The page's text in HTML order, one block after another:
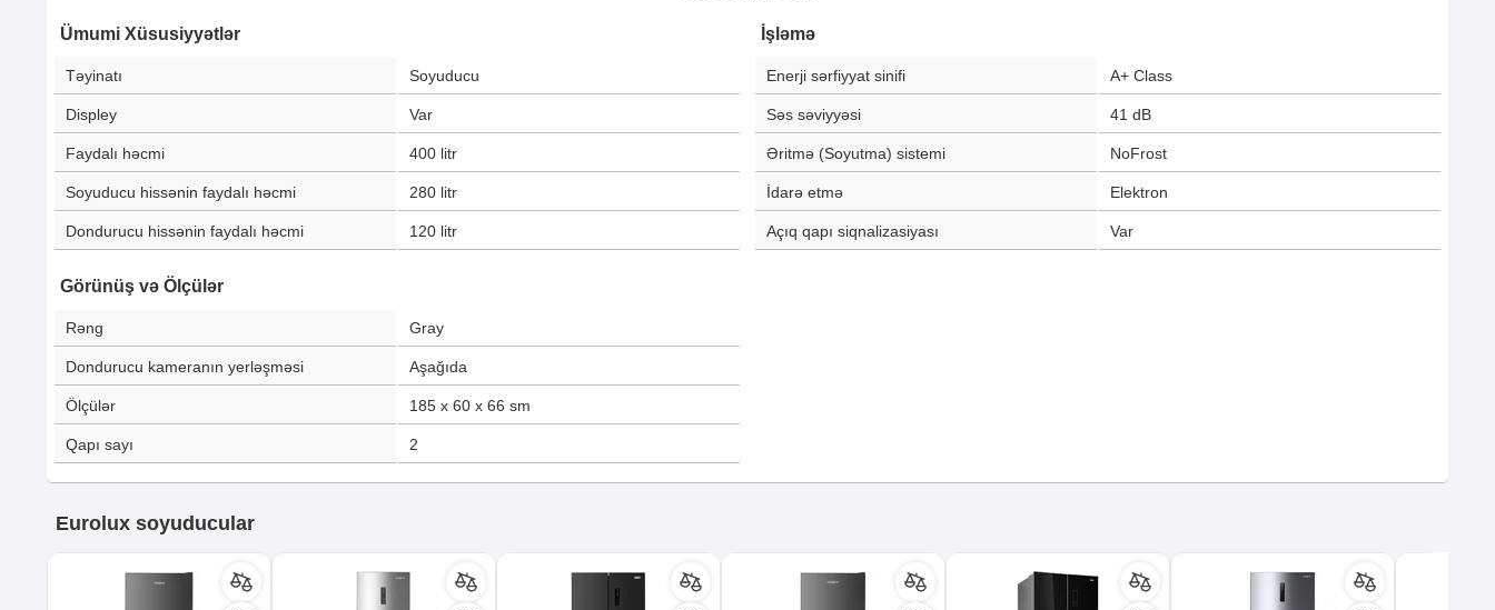
Ümumi Xüsusiyyətlər
Təyinatı Soyuducu
Displey Var
Faydalı həcmi 400 litr
Soyuducu hissənin faydalı həcmi 280 litr
Dondurucu hissənin faydalı həcmi 120 litr
İşləmə
Enerji sərfiyyat sinifi A+ Class
Səs səviyyəsi 41 dB
Əritmə (Soyutma) sistemi NoFrost
İdarə etmə Elektron
Açıq qapı siqnalizasiyası Var
Görünüş və Ölçülər
Rəng Gray
Dondurucu kameranın yerləşməsi Aşağıda
Ölçülər 185 x 60 x 66 sm
Qapı sayı 2
Eurolux soyuducular